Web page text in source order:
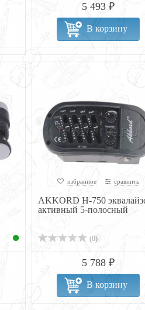
5 493 ₽
В корзину
избранное сравнить
AKKORD H-750
активный 5-полосный
(0)
5 788 ₽
В корзину